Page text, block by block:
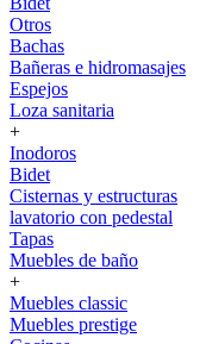
Otros
Bachas
Bañeras e hidromasajes
Espejos
Loza sanitaria
+
Inodoros
Bidet
Cisternas y estructuras
lavatorio con pedestal
Tapas
Muebles de baño
+
Muebles classic
Muebles prestige